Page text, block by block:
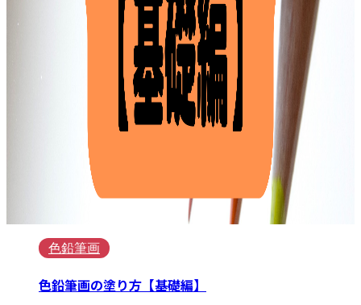
色鉛筆画
色鉛筆画の塗り方【基礎編】